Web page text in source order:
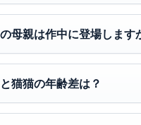
母親は作中に登場します
猫猫の年齢差は？